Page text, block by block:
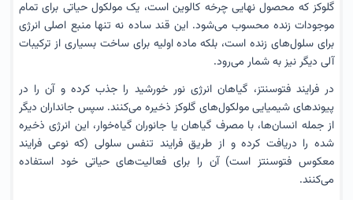
گلوکز که محصول نهایی چرخه کالوین است، یک مولکول حیاتی برای تمام
موجودات زنده محسوب می‌شود. این قند ساده نه تنها منبع اصلی انرژی
برای سلول‌های زنده است، بلکه ماده اولیه برای ساخت بسیاری از ترکیبات
آلی دیگر نیز به شمار می‌رود.
در فرایند فتوسنتز، گیاهان انرژی نور خورشید را جذب کرده و آن را در
پیوندهای شیمیایی مولکول‌های گلوکز ذخیره می‌کنند. سپس جانداران دیگر
از جمله انسان‌ها، با مصرف گیاهان یا جانوران گیاه‌خوار، این انرژی ذخیره
شده را دریافت کرده و از طریق فرایند تنفس سلولی (که نوعی فرایند
معکوس فتوسنتز است) آن را برای فعالیت‌های حیاتی خود استفاده
می‌کنند.